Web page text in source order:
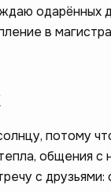
в
потому
общения
с друзьями: